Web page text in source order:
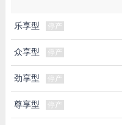
乐享型 停产
众享型 停产
劲享型 停产
尊享型 停产